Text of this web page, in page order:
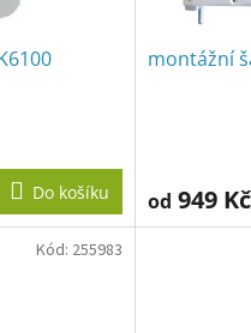
Do košíku
montážní
od 949 Kč
Kód: 255983